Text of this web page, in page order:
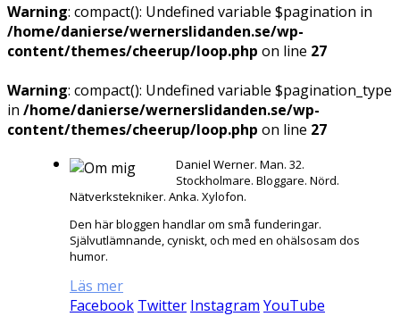
Warning: compact(): Undefined variable $pagination in
/home/danierse/wernerslidanden.se/wp-
content/themes/cheerup/loop.php on line 27
Warning: compact(): Undefined variable $pagination_type
in /home/danierse/wernerslidanden.se/wp-
content/themes/cheerup/loop.php on line 27
Daniel Werner. Man. 32.
Stockholmare. Bloggare. Nörd.
Nätverkstekniker. Anka. Xylofon.
Den här bloggen handlar om små funderingar.
Självutlämnande, cyniskt, och med en ohälsosam dos
humor.
Läs mer
Facebook Twitter Instagram YouTube